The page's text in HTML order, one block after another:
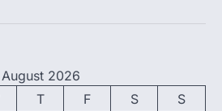
August 2026
T F S
S